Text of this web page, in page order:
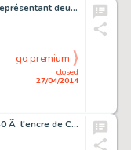
Peinture Ã l'huile sur toile représentant deux Ã…
closed
27/04/2014
go premium
Michel Vaillant, planche n°40 Ã l'encre de Chine…